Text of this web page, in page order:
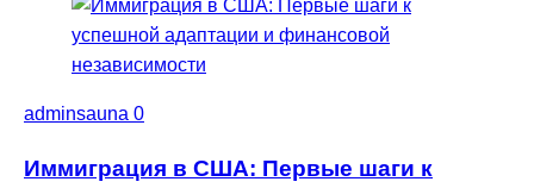
adminsauna 0
Иммиграция в США: Первые шаги к